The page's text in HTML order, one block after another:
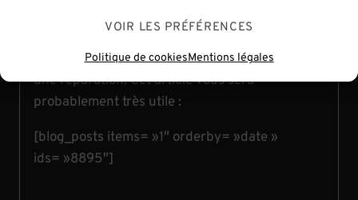
VOIR LES PRÉFÉRENCES
Politique de cookiesMentions légales
envoyer votre archet pour un reméchage ou
une réparation. Cet article vous sera
probablement très utile :
[blog_posts items= »1″ orderby= »date »
ids= »8895″]